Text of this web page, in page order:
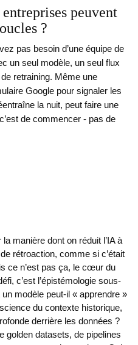
peuvent
?
pas besoin d’une équipe de
un seul modèle, un seul flux
retraining. Même une
Google pour signaler les
la nuit, peut faire une
de commencer - pas de
manière dont on réduit l’IA à
rétroaction, comme si c’était
ce n’est pas ça, le cœur du
c’est l’épistémologie sous-
modèle peut-il « apprendre »
du contexte historique,
derrière les données ?
golden datasets, de pipelines